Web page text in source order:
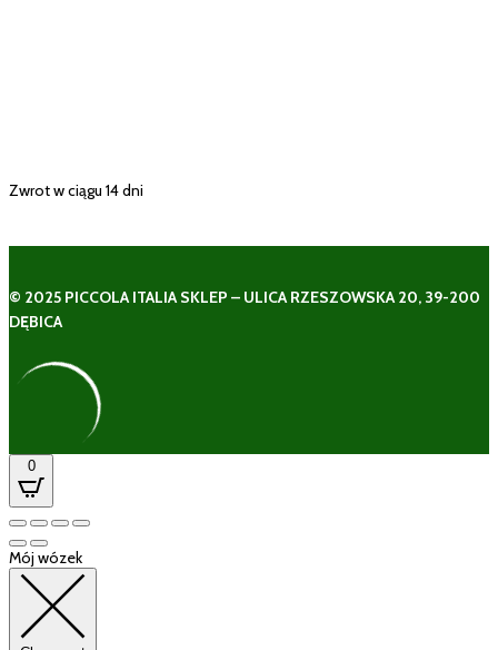
Zwrot w ciągu 14 dni
© 2025 PICCOLA ITALIA SKLEP – ULICA RZESZOWSKA 20, 39-200
DĘBICA
0
Mój wózek